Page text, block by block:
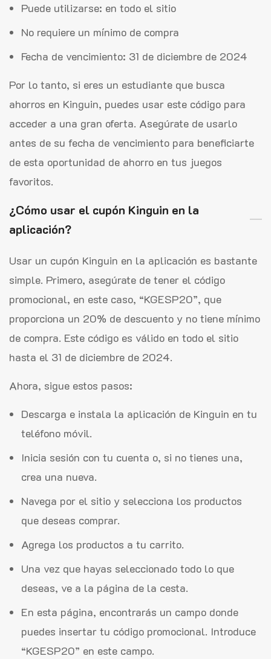
Puede utilizarse: en todo el sitio
No requiere un mínimo de compra
Fecha de vencimiento: 31 de diciembre de 2024
Por lo tanto, si eres un estudiante que busca
ahorros en Kinguin, puedes usar este código para
acceder a una gran oferta. Asegúrate de usarlo
antes de su fecha de vencimiento para beneficiarte
de esta oportunidad de ahorro en tus juegos
favoritos.
¿Cómo usar el cupón Kinguin en la
aplicación?
Usar un cupón Kinguin en la aplicación es bastante
simple. Primero, asegúrate de tener el código
promocional, en este caso, “KGESP20”, que
proporciona un 20% de descuento y no tiene mínimo
de compra. Este código es válido en todo el sitio
hasta el 31 de diciembre de 2024.
Ahora, sigue estos pasos:
Descarga e instala la aplicación de Kinguin en tu
teléfono móvil.
Inicia sesión con tu cuenta o, si no tienes una,
crea una nueva.
Navega por el sitio y selecciona los productos
que deseas comprar.
Agrega los productos a tu carrito.
Una vez que hayas seleccionado todo lo que
deseas, ve a la página de la cesta.
En esta página, encontrarás un campo donde
puedes insertar tu código promocional. Introduce
“KGESP20” en este campo.